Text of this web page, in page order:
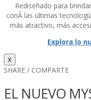
Rediseñado para
conÂ las últimas
más atractivo, más
Explora lo
X
SHARE / COMPARTE
EL NUEVO